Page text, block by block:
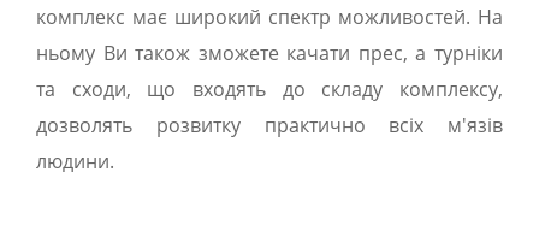
комплекс має широкий спектр можливостей. На
ньому Ви також зможете качати прес, а турніки
та сходи, що входять до складу комплексу,
дозволять розвитку практично всіх м'язів
людини.